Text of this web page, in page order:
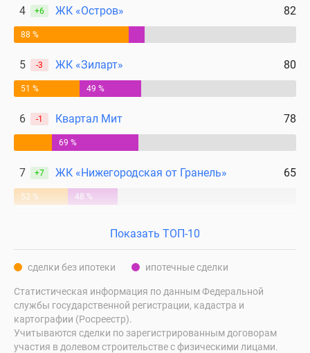
4 +6 ЖК «Остров» 82
88 %
5 -3 ЖК «Зиларт» 80
51 % 49 %
6 -1 Квартал Мит 78
69 %
7 +7 ЖК «Нижегородская от Гранель» 65
52 % 48 %
Показать ТОП-10
сделки без ипотеки ипотечные сделки
Статистическая информация по данным Федеральной
службы государственной регистрации, кадастра и
картографии (Росреестр).
Учитываются сделки по зарегистрированным договорам
участия в долевом строительстве с физическими лицами.